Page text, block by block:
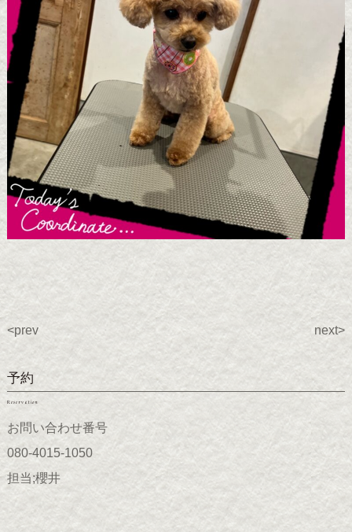
<prev next>
予約
Reservation
お問い合わせ番号
080-4015-1050
担当;櫻井